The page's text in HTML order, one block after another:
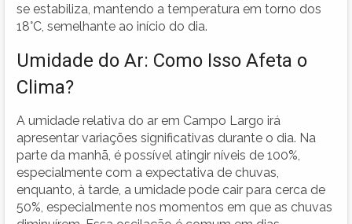
se estabiliza, mantendo a temperatura em torno dos
18°C, semelhante ao início do dia.
Umidade do Ar: Como Isso Afeta o
Clima?
A umidade relativa do ar em Campo Largo irá
apresentar variações significativas durante o dia. Na
parte da manhã, é possível atingir níveis de 100%,
especialmente com a expectativa de chuvas,
enquanto, à tarde, a umidade pode cair para cerca de
50%, especialmente nos momentos em que as chuvas